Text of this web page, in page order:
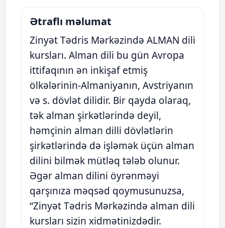
Ətraflı məlumat
Zinyət Tədris Mərkəzində ALMAN dili
kursları. Alman dili bu gün Avropa
ittifaqının ən inkişaf etmiş
ölkələrinin-Almaniyanın, Avstriyanın
və s. dövlət dilidir. Bir qayda olaraq,
tək alman şirkətlərində deyil,
həmçinin alman dilli dövlətlərin
şirkətlərində də işləmək üçün alman
dilini bilmək mütləq tələb olunur.
Əgər alman dilini öyrənməyi
qarşınıza məqsəd qoymusunuzsa,
“Zinyət Tədris Mərkəzində alman dili
kursları sizin xidmətinizdədir.